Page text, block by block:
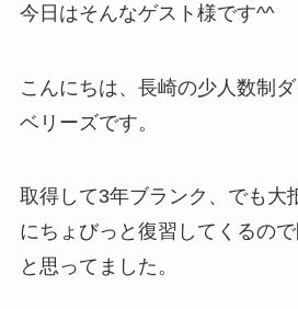
今日はそんなゲスト様です^^
こんにちは、長崎の少人数制
ベリーズです。
取得して3年ブランク、でも大
にちょびっと復習してくるの
と思ってました。